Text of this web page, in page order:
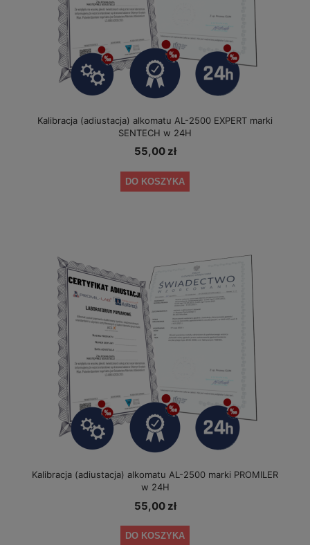
Kalibracja (adiustacja) alkomatu AL-2500 EXPERT marki
SENTECH w 24H
55,00 zł
DO KOSZYKA
Kalibracja (adiustacja) alkomatu AL-2500 marki PROMILER
w 24H
55,00 zł
DO KOSZYKA